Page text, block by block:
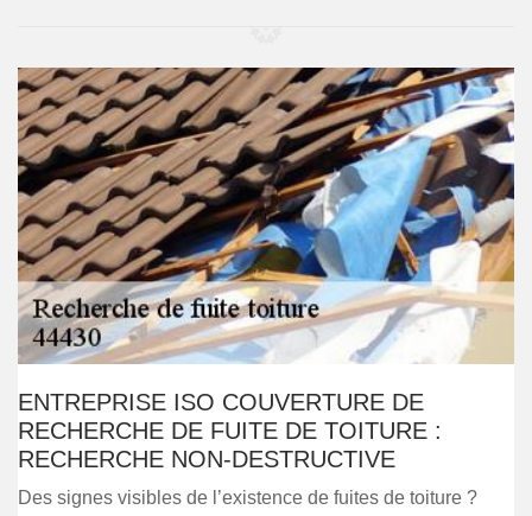
ENTREPRISE ISO COUVERTURE DE
RECHERCHE DE FUITE DE TOITURE :
RECHERCHE NON-DESTRUCTIVE
Des signes visibles de l’existence de fuites de toiture ?